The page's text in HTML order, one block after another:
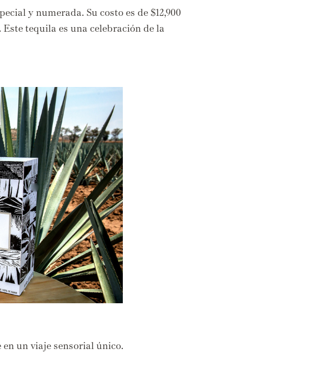
y numerada. Su costo es de $12,900
Este tequila es una celebración de la
un viaje sensorial único.